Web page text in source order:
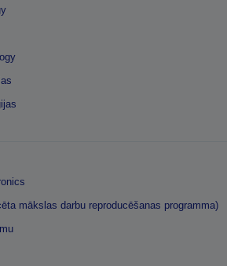
mākslas darbu reproducēšanas programma)